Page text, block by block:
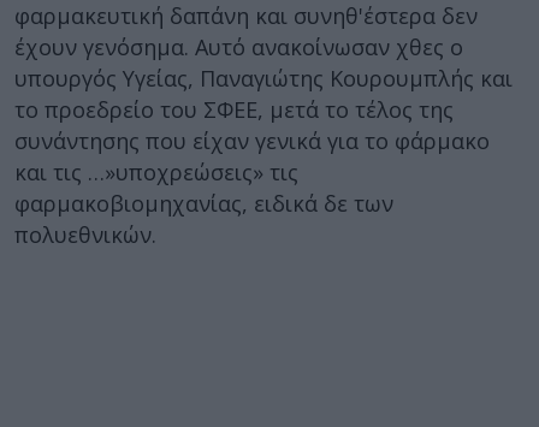
φαρμακευτική δαπάνη και συνηθ'έστερα δεν
έχουν γενόσημα. Αυτό ανακοίνωσαν χθες ο
υπουργός Υγείας, Παναγιώτης Κουρουμπλής και
το προεδρείο του ΣΦΕΕ, μετά το τέλος της
συνάντησης που είχαν γενικά για το φάρμακο
και τις …»υποχρεώσεις» τις
φαρμακοβιομηχανίας, ειδικά δε των
πολυεθνικών.